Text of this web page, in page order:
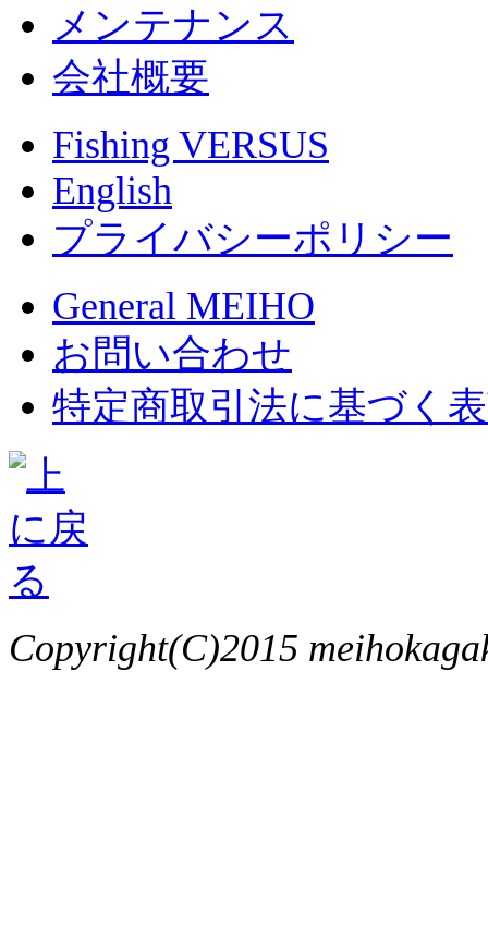
メンテナンス
会社概要
Fishing VERSUS
English
プライバシーポリシー
General MEIHO
お問い合わせ
特定商取引法に基づく
Copyright(C)2015